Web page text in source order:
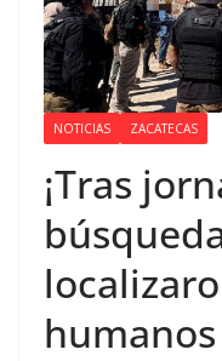
NOTICIAS ZACATECAS
¡Tras
humanos